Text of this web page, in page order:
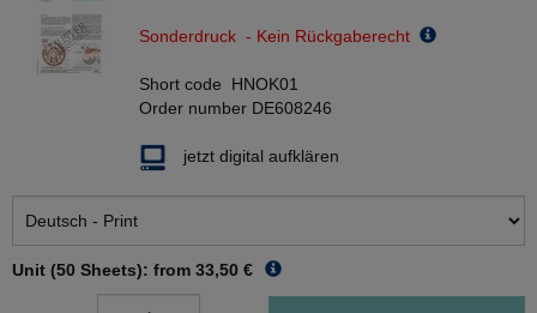
Sonderdruck - Kein Rückgaberecht
Short code HNOK01
Order number DE608246
jetzt digital aufklären
Unit (50 Sheets): from 33,50 €